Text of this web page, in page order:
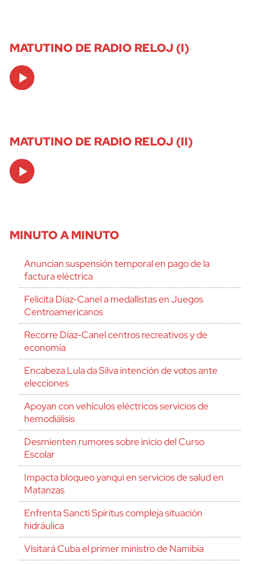
MATUTINO DE RADIO RELOJ (I)
Audio
Player
MATUTINO DE RADIO RELOJ (II)
Audio
Player
MINUTO A MINUTO
Anuncian suspensión temporal en pago de la
factura eléctrica
Felicita Díaz-Canel a medallistas en Juegos
Centroamericanos
Recorre Díaz-Canel centros recreativos y de
economía
Encabeza Lula da Silva intención de votos ante
elecciones
Apoyan con vehículos eléctricos servicios de
hemodiálisis
Desmienten rumores sobre inicio del Curso
Escolar
Impacta bloqueo yanqui en servicios de salud en
Matanzas
Enfrenta Sancti Spíritus compleja situación
hidráulica
Visitará Cuba el primer ministro de Namibia